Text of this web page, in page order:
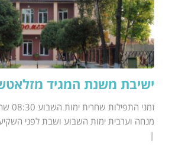
ישיבת משנת המגיד
מנחה וערבית ימות השבוע ושבת לפני
|